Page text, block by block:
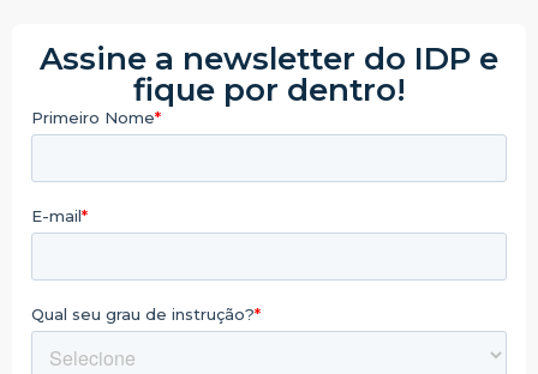
Assine a newsletter do IDP e
fique por dentro!